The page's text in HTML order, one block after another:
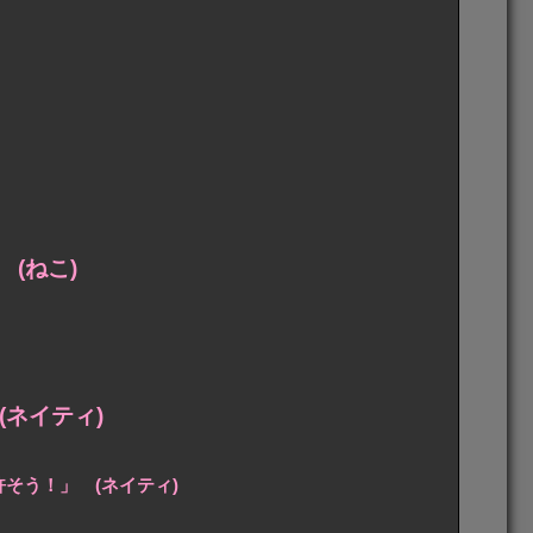
(ねこ)
イティ)
そう！」 (ネイティ)